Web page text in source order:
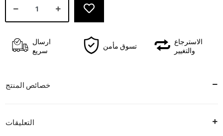
ارسال
سريع
تسوق مأمن
الاسترجاع
والتغيير
خصائص المنتج
التعليقات